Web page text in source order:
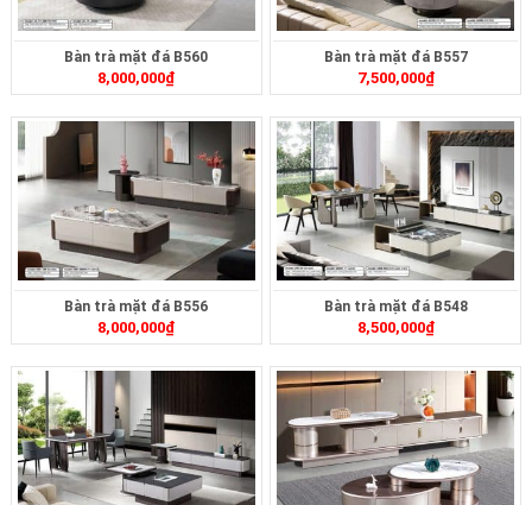
Bàn trà mặt đá B560
8,000,000₫
Bàn trà mặt đá B557
7,500,000₫
Bàn trà mặt đá B556
8,000,000₫
Bàn trà mặt đá B548
8,500,000₫